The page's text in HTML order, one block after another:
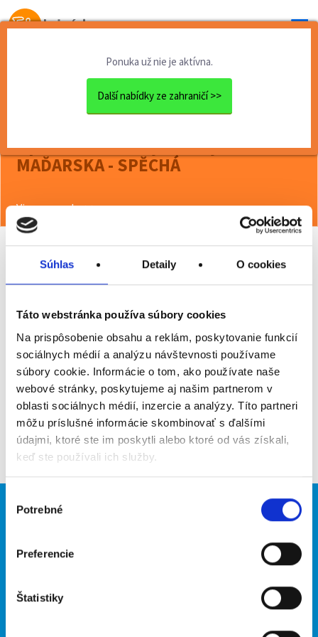
Súhlas Detaily O cookies
Táto webstránka používa súbory cookies
Na prispôsobenie obsahu a reklám, poskytovanie funkcií
sociálnych médií a analýzu návštevnosti používame
súbory cookie. Informácie o tom, ako používate naše
webové stránky, poskytujeme aj našim partnerom v
oblasti sociálnych médií, inzercie a analýzy. Títo partneri
môžu príslušné informácie skombinovať s ďalšími
údajmi, ktoré ste im poskytli alebo ktoré od vás získali,
keď ste používali ich služby.
súhlasu
Potrebné
Preferencie
Štatistiky
Ponuka už nie je aktívna.
Další nabídky ze zahraničí >>
Brigády zahraničie
Operátor kontroly kvality d...
Operátor kontroly kvality do
MAĎARSKA - SPĚCHÁ
Viac o ponuke >>
Poslať na email
Upozorniť na inzerát
Pridať do obľúbených
Späť
Brigádnici
Hľadané brigády
O portáli Naše ďalšie projekty